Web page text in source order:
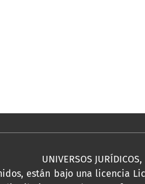
UNIVERSOS
están bajo una licencia